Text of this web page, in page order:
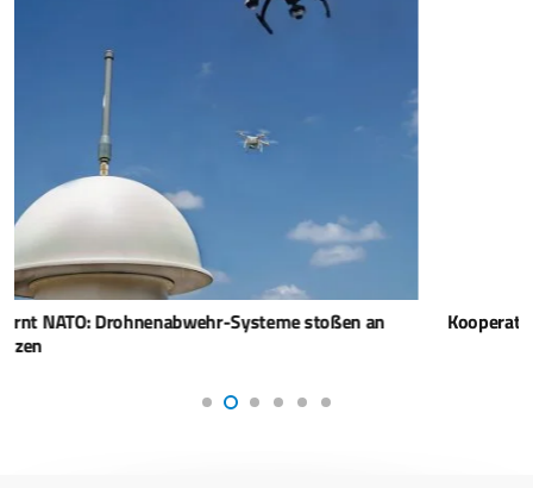
Kooperation für bessere Drohnenabwehr-Fähigkeiten